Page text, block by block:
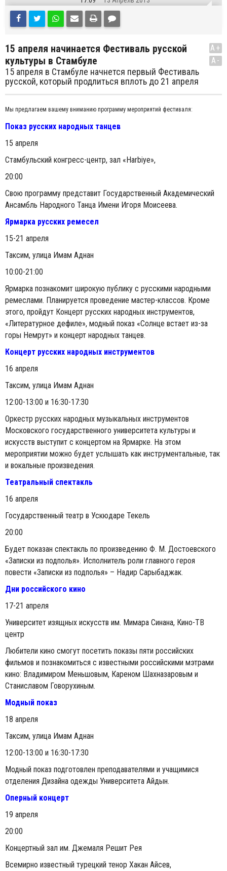
15 апреля начинается Фестиваль русской
культуры в Стамбуле
15 апреля в Стамбуле начнется первый Фестиваль
русской, который продлиться вплоть до 21 апреля
A+
A-
Мы предлагаем вашему вниманию программу мероприятий фестиваля:
Показ русских народных танцев
15 апреля
Стамбульский конгресс-центр, зал «Harbiye»,
20:00
Свою программу представит Государственный Академический
Ансамбль Народного Танца Имени Игоря Моисеева.
Ярмарка русских ремесел
15-21 апреля
Таксим, улица Имам Аднан
10:00-21:00
Ярмарка познакомит широкую публику с русскими народными
ремеслами. Планируется проведение мастер-классов. Кроме
этого, пройдут Концерт русских народных инструментов,
«Литературное дефиле», модный показ «Солнце встает из-за
горы Немрут» и концерт народных танцев.
Концерт русских народных инструментов
16 апреля
Таксим, улица Имам Аднан
12:00-13:00 и 16:30-17:30
Оркестр русских народных музыкальных инструментов
Московского государственного университета культуры и
искусств выступит с концертом на Ярмарке. На этом
мероприятии можно будет услышать как инструментальные, так
и вокальные произведения.
Театральный спектакль
16 апреля
Государственный театр в Ускюдаре Текель
20:00
Будет показан спектакль по произведению Ф. М. Достоевского
«Записки из подполья». Исполнитель роли главного героя
повести «Записки из подполья» – Надир Сарыбаджак.
Дни российского кино
17-21 апреля
Университет изящных искусств им. Мимара Синана, Кино-ТВ
центр
Любители кино смогут посетить показы пяти российских
фильмов и познакомиться с известными российскими мэтрами
кино: Владимиром Меньшовым, Кареном Шахназаровым и
Станиславом Говорухиным.
Модный показ
18 апреля
Таксим, улица Имам Аднан
12:00-13:00 и 16:30-17:30
Модный показ подготовлен преподавателями и учащимися
отделения Дизайна одежды Университета Айдын.
Оперный концерт
19 апреля
20:00
Концертный зал им. Джемаля Решит Рея
Всемирно известный турецкий тенор Хакан Айсев,